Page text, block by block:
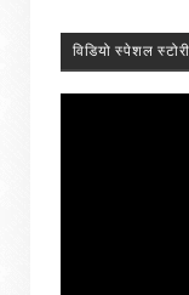
विडियो स्पेशल स्टोरी